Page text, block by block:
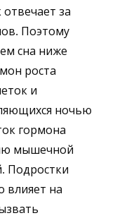
за
Поэтому
сна ниже
роста
и
ночью
гормона
мышечной
Подростки
влияет на